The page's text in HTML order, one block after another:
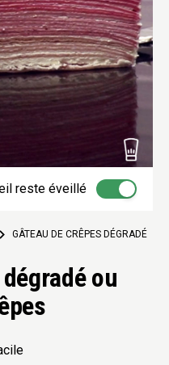
reste éveillé
>
GÂTEAU DE CRÊPES DÉGRADÉ
ou